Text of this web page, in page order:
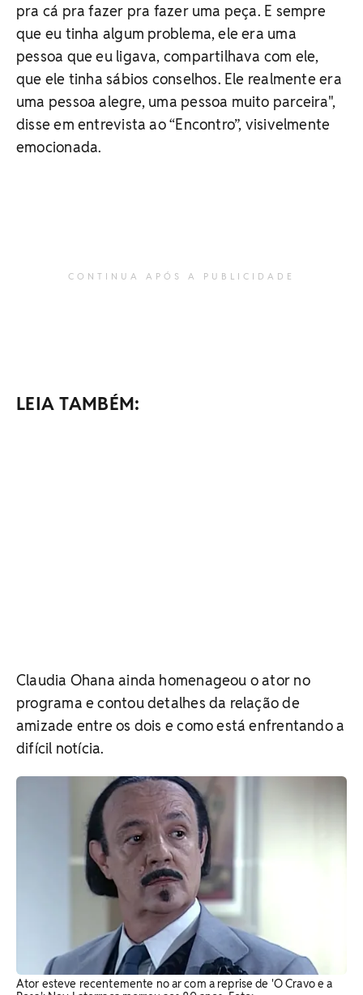
pra cá pra fazer pra fazer uma peça. E sempre
que eu tinha algum problema, ele era uma
pessoa que eu ligava, compartilhava com ele,
que ele tinha sábios conselhos. Ele realmente era
uma pessoa alegre, uma pessoa muito parceira",
disse em entrevista ao “Encontro”, visivelmente
emocionada.
CONTINUA APÓS A PUBLICIDADE
LEIA TAMBÉM:
Claudia Ohana ainda homenageou o ator no
programa e contou detalhes da relação de
amizade entre os dois e como está enfrentando a
difícil notícia.
Ator esteve recentemente no ar com a reprise de 'O Cravo e a